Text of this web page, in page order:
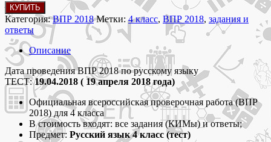
Количество
товара
ВПР
2018
по
русскому
языку
(ТЕСТ)
4
класс
задания
ответы
КУПИТЬ
Категория:ВПР 2018 Метки:4 класс, ВПР 2018, задания и
ответы
Описание
Дата проведения ВПР 2018 по русскому языку
ТЕСТ:19.04.2018 ( 19 апреля 2018 года)
Официальная всероссийская проверочная работа (ВПР
2018) для 4 класса
В стоимость входят: все задания (КИМы) и ответы;
Предмет: Русский язык 4 класс (тест)